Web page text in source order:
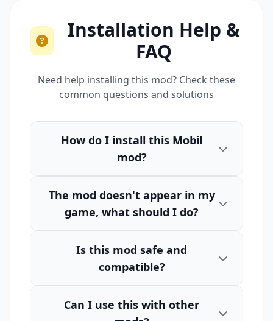
Installation Help &
FAQ
Need help installing this mod? Check these
common questions and solutions
How do I install this Mobil
mod?
The mod doesn't appear in my
game, what should I do?
Is this mod safe and
compatible?
Can I use this with other